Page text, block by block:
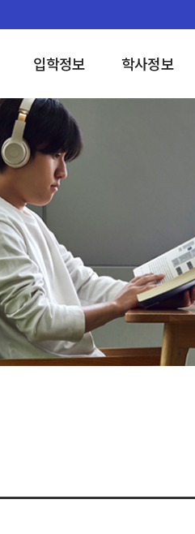
입학정보 학사정보